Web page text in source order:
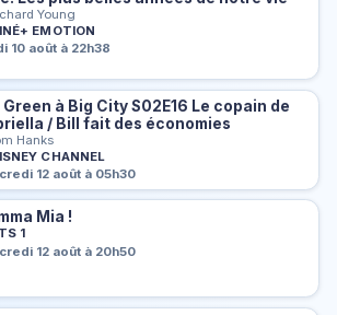
Young
EMOTION
10 août à 22h38
Green à Big City S02E16 Le copain de
/ Bill fait des économies
Hanks
CHANNEL
12 août à 05h30
Mia !
1
12 août à 20h50